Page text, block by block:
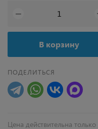
−
В корзину
ПОДЕЛИТЬСЯ
Цена действительна